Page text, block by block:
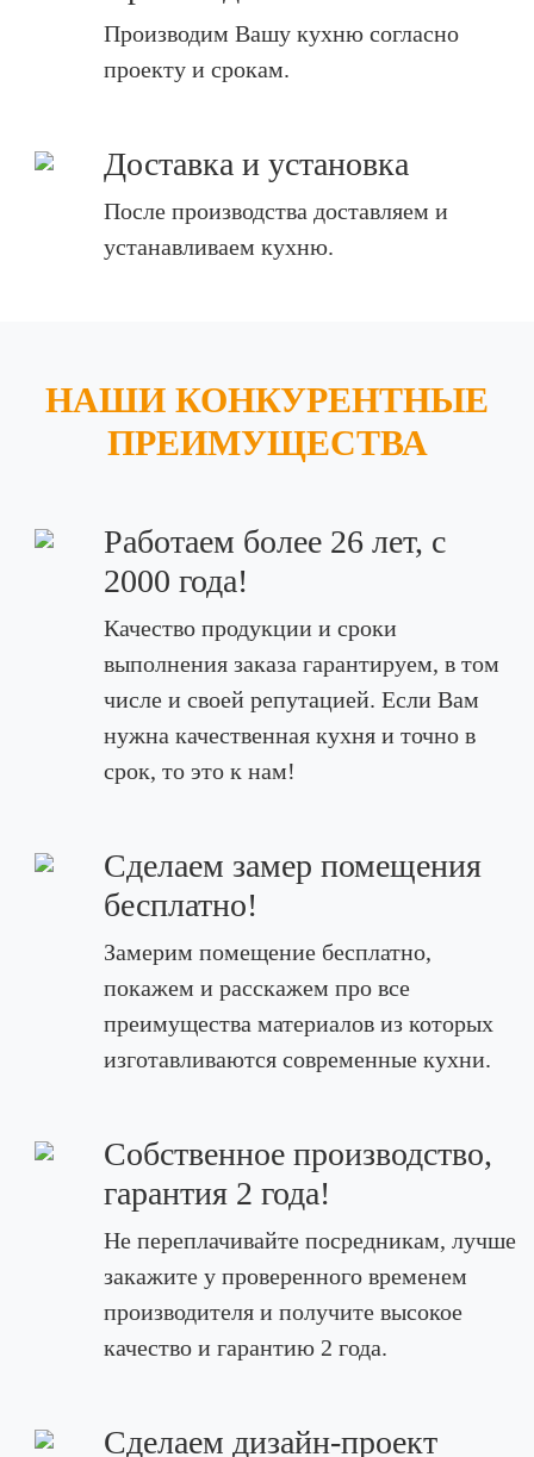
Производим Вашу кухню согласно
проекту и срокам.
Доставка и установка
После производства доставляем и
устанавливаем кухню.
НАШИ КОНКУРЕНТНЫЕ
ПРЕИМУЩЕСТВА
Работаем более 26 лет, с
2000 года!
Качество продукции и сроки
выполнения заказа гарантируем, в том
числе и своей репутацией. Если Вам
нужна качественная кухня и точно в
срок, то это к нам!
Сделаем замер помещения
бесплатно!
Замерим помещение бесплатно,
покажем и расскажем про все
преимущества материалов из которых
изготавливаются современные кухни.
Собственное производство,
гарантия 2 года!
Не переплачивайте посредникам, лучше
закажите у проверенного временем
производителя и получите высокое
качество и гарантию 2 года.
Сделаем дизайн-проект